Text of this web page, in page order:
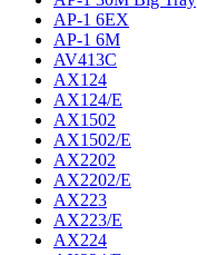
AP-1 6EX
AP-1 6M
AV413C
AX124
AX124/E
AX1502
AX1502/E
AX2202
AX2202/E
AX223
AX223/E
AX224